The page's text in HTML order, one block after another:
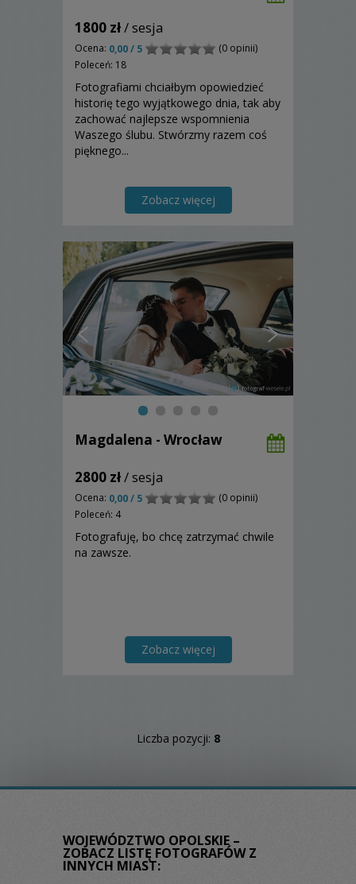
1800 zł/ sesja
Ocena: 0,00 / 5
(0 opinii)
Poleceń: 18
Fotografiami chciałbym opowiedzieć
historię tego wyjątkowego dnia, tak aby
zachować najlepsze wspomnienia
Waszego ślubu. Stwórzmy razem coś
pięknego...
Zobacz więcej
Magdalena - Wrocław
2800 zł/ sesja
Ocena: 0,00 / 5
(0 opinii)
Poleceń: 4
Fotografuję, bo chcę zatrzymać chwile
na zawsze.
Zobacz więcej
Liczba pozycji: 8
WOJEWÓDZTWO OPOLSKIE –
ZOBACZ LISTĘ FOTOGRAFÓW Z
INNYCH MIAST: